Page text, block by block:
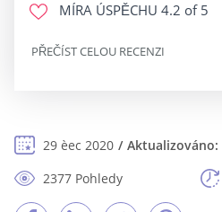
MÍRA ÚSPĚCHU 4.2 of 5
PŘEČÍST CELOU RECENZI
29 èec 2020 Aktualizováno:
2377 Pohledy